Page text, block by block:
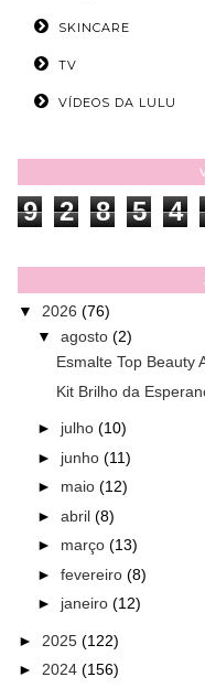
SKINCARE
TV
VÍDEOS DA LULU
9 2 8 5 4
▼ 2026 (76)
▼ agosto (2)
Esmalte Top Beauty
Kit Brilho da
► julho (10)
► junho (11)
► maio (12)
► abril (8)
► março (13)
► fevereiro (8)
► janeiro (12)
► 2025 (122)
► 2024 (156)